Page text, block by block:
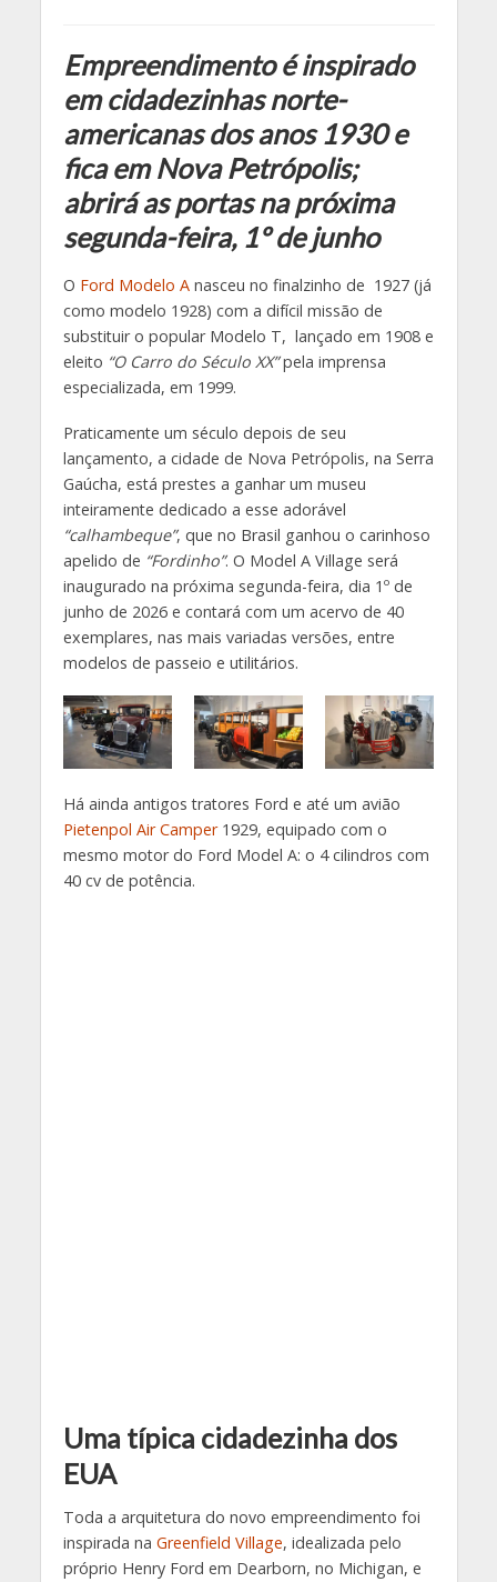
Empreendimento é inspirado
em cidadezinhas norte-
americanas dos anos 1930 e
fica em Nova Petrópolis;
abrirá as portas na próxima
segunda-feira, 1º de junho
O Ford Modelo Anasceu no finalzinho de 1927 (já
como modelo 1928) com a difícil missão de
substituir o popular Modelo T, lançado em 1908 e
eleito “O Carro do Século XX”pela imprensa
especializada, em 1999.
Praticamente um século depois de seu
lançamento, a cidade de Nova Petrópolis, na Serra
Gaúcha, está prestes a ganhar um museu
inteiramente dedicado a esse adorável
“calhambeque”, que no Brasil ganhou o carinhoso
apelido de “Fordinho”. O Model A Village será
inaugurado na próxima segunda-feira, dia 1º de
junho de 2026 e contará com um acervo de 40
exemplares, nas mais variadas versões, entre
modelos de passeio e utilitários.
Há ainda antigos tratores Ford e até um avião
Pietenpol Air Camper1929, equipado com o
mesmo motor do Ford Model A: o 4 cilindros com
40 cv de potência.
Uma típica cidadezinha dos
EUA
Toda a arquitetura do novo empreendimento foi
inspirada na Greenfield Village, idealizada pelo
próprio Henry Ford em Dearborn, no Michigan, e